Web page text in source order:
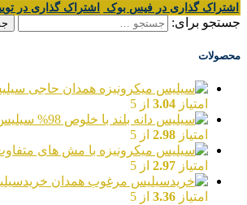
اشتراک گذاری در فیس بوک اشتراک گذاری در
جستجو برای:
محصولات
امتیاز 3.04 از 5
سیلیس
امتیاز 2.98 از 5
امتیاز 2.97 از 5
امتیاز 3.36 از 5